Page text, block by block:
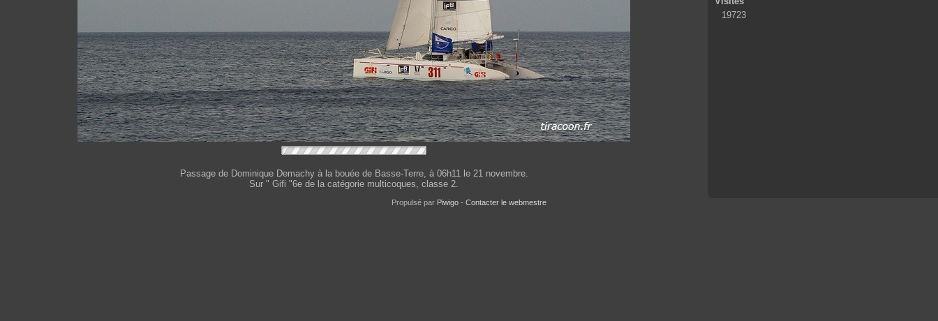
Passage de Dominique Demachy à la bouée de Basse-Terre, à 06h11 le 21 novembre.
Sur " Gifi "6e de la catégorie multicoques, classe 2.
19723
Propulsé par Piwigo - Contacter le webmestre